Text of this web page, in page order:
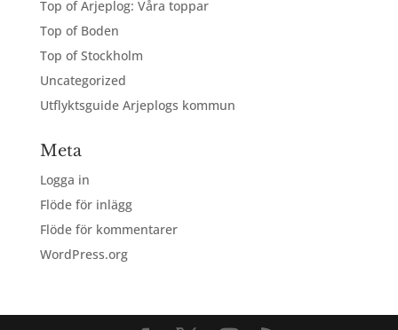
Top of Arjeplog: Våra toppar
Top of Boden
Top of Stockholm
Uncategorized
Utflyktsguide Arjeplogs kommun
Meta
Logga in
Flöde för inlägg
Flöde för kommentarer
WordPress.org